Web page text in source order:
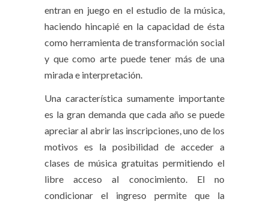
entran en juego en el estudio de la música,
haciendo hincapié en la capacidad de ésta
como herramienta de transformación social
y que como arte puede tener más de una
mirada e interpretación.
Una característica sumamente importante
es la gran demanda que cada año se puede
apreciar al abrir las inscripciones, uno de los
motivos es la posibilidad de acceder a
clases de música gratuitas permitiendo el
libre acceso al conocimiento. El no
condicionar el ingreso permite que la